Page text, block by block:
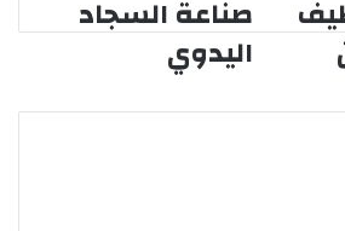
صناعة السجاد
اليدوي